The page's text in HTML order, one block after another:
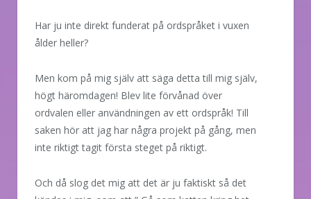
Har ju inte direkt funderat på ordspråket i vuxen
ålder heller?
Men kom på mig själv att säga detta till mig själv,
högt häromdagen! Blev lite förvånad över
ordvalen eller användningen av ett ordspråk! Till
saken hör att jag har några projekt på gång, men
inte riktigt tagit första steget på riktigt.
Och då slog det mig att det är ju faktiskt så det